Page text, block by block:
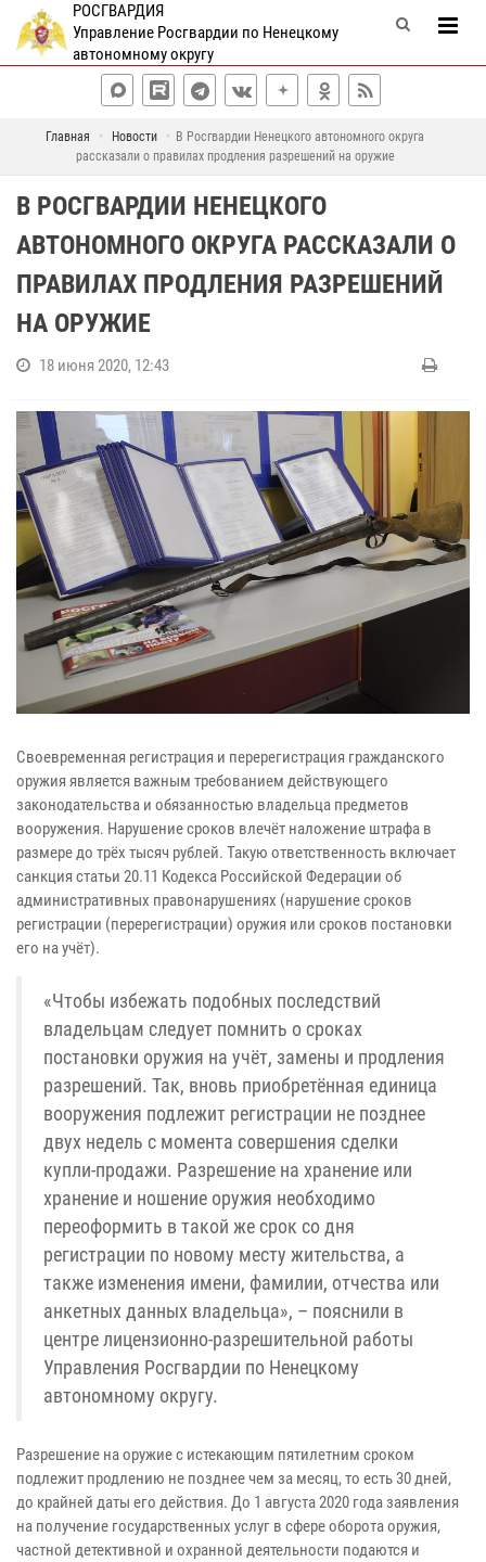
РОСГВАРДИЯ
Управление Росгвардии по Ненецкому
автономному округу
Главная Новости
В Росгвардии Ненецкого автономного округа
рассказали о правилах продления разрешений на оружие
В РОСГВАРДИИ НЕНЕЦКОГО
АВТОНОМНОГО ОКРУГА РАССКАЗАЛИ О
ПРАВИЛАХ ПРОДЛЕНИЯ РАЗРЕШЕНИЙ
НА ОРУЖИЕ
18 июня 2020, 12:43
Своевременная регистрация и перерегистрация гражданского
оружия является важным требованием действующего
законодательства и обязанностью владельца предметов
вооружения. Нарушение сроков влечёт наложение штрафа в
размере до трёх тысяч рублей. Такую ответственность включает
санкция статьи 20.11 Кодекса Российской Федерации об
административных правонарушениях (нарушение сроков
регистрации (перерегистрации) оружия или сроков постановки
его на учёт).
«Чтобы избежать подобных последствий
владельцам следует помнить о сроках
постановки оружия на учёт, замены и продления
разрешений. Так, вновь приобретённая единица
вооружения подлежит регистрации не позднее
двух недель с момента совершения сделки
купли-продажи. Разрешение на хранение или
хранение и ношение оружия необходимо
переоформить в такой же срок со дня
регистрации по новому месту жительства, а
также изменения имени, фамилии, отчества или
анкетных данных владельца», – пояснили в
центре лицензионно-разрешительной работы
Управления Росгвардии по Ненецкому
автономному округу.
Разрешение на оружие с истекающим пятилетним сроком
подлежит продлению не позднее чем за месяц, то есть 30 дней,
до крайней даты его действия. До 1 августа 2020 года заявления
на получение государственных услуг в сфере оборота оружия,
частной детективной и охранной деятельности подаются и